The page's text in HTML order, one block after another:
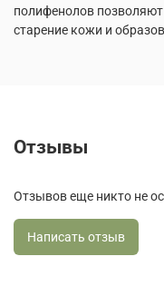
полифенолов
старение кожи и
Отзывы
Отзывов еще никто не
Написать отзыв